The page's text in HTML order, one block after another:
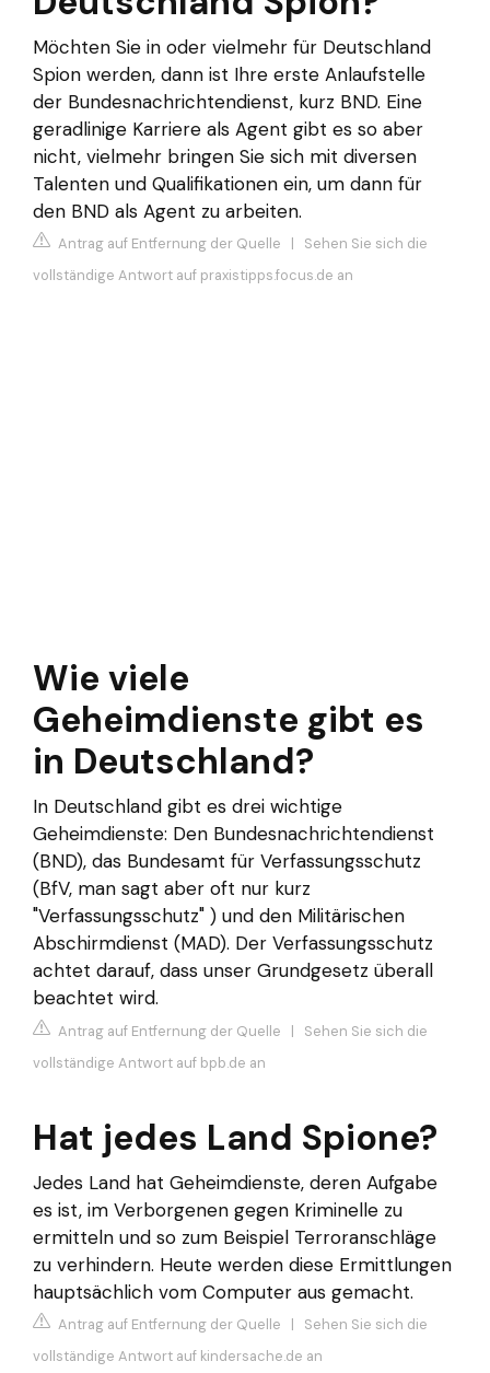
Möchten Sie in oder vielmehr für Deutschland
Spion werden, dann ist Ihre erste Anlaufstelle
der Bundesnachrichtendienst, kurz BND. Eine
geradlinige Karriere als Agent gibt es so aber
nicht, vielmehr bringen Sie sich mit diversen
Talenten und Qualifikationen ein, um dann für
den BND als Agent zu arbeiten.
Antrag auf Entfernung der Quelle | Sehen Sie sich die
vollständige Antwort auf praxistipps.focus.de an
Wie viele
Geheimdienste gibt es
in Deutschland?
In Deutschland gibt es drei wichtige
Geheimdienste: Den Bundesnachrichtendienst
(BND), das Bundesamt für Verfassungsschutz
(BfV, man sagt aber oft nur kurz
"Verfassungsschutz" ) und den Militärischen
Abschirmdienst (MAD). Der Verfassungsschutz
achtet darauf, dass unser Grundgesetz überall
beachtet wird.
Antrag auf Entfernung der Quelle | Sehen Sie sich die
vollständige Antwort auf bpb.de an
Hat jedes Land Spione?
Jedes Land hat Geheimdienste, deren Aufgabe
es ist, im Verborgenen gegen Kriminelle zu
ermitteln und so zum Beispiel Terroranschläge
zu verhindern. Heute werden diese Ermittlungen
hauptsächlich vom Computer aus gemacht.
Antrag auf Entfernung der Quelle | Sehen Sie sich die
vollständige Antwort auf kindersache.de an